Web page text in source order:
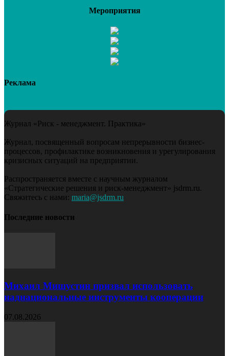
Мероприятия
Реклама
Журнал «Риск - менеджмент. Практика»
Журнал, посвященный вопросам непрерывности бизнес-
процессов, профилактике возникновения и урегулирования
кризисных ситуаций на предприятии.
Распространяется вместе с научным журналом
«Стратегические решения и риск-менеджмент» jsdrm.ru.
Свяжитесь с нами: maria@jsdrm.ru
Последние новости
Михаил Мишустин призвал использовать
наднациональные инструменты кооперации
07.08.2026